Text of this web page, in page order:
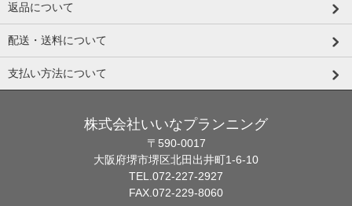
返品について
配送・送料について
支払い方法について
株式会社いいなプランニング
〒590-0017
大阪府堺市堺区北田出井町1-6-10
TEL.072-227-2927
FAX.072-229-8060